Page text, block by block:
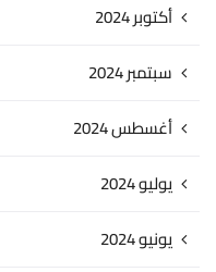
أكتوبر 2024
سبتمبر 2024
أغسطس 2024
يوليو 2024
يونيو 2024